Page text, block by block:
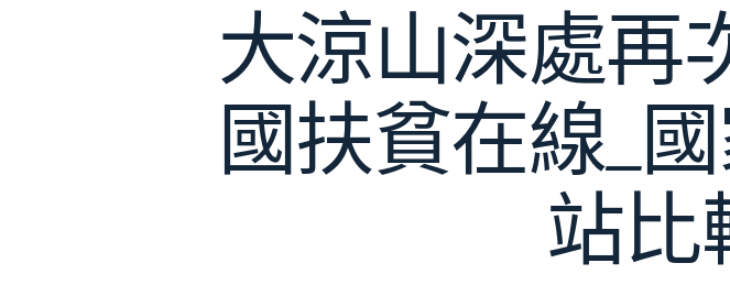
大涼山深處再
國扶貧在線_
站比